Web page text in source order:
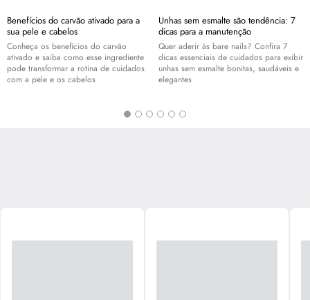
Benefícios do carvão ativado para a
sua pele e cabelos
Conheça os benefícios do carvão
ativado e saiba como esse ingrediente
pode transformar a rotina de cuidados
com a pele e os cabelos
Unhas sem esmalte são tendência: 7
dicas para a manutenção
Quer aderir às bare nails? Confira 7
dicas essenciais de cuidados para exibir
unhas sem esmalte bonitas, saudáveis e
elegantes